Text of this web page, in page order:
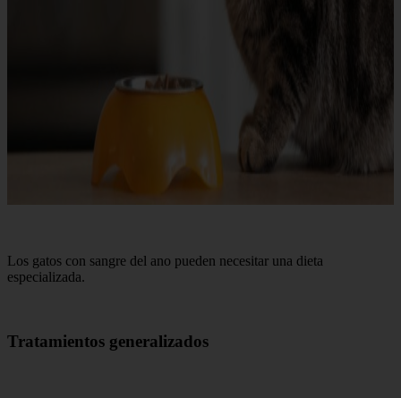
Los gatos con sangre del ano pueden necesitar una dieta
especializada.
Tratamientos generalizados